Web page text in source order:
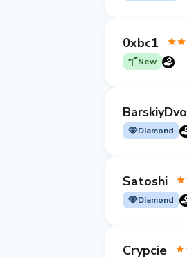
0xbc1
New
Diamond
Satoshi
Diamond
Crypcie